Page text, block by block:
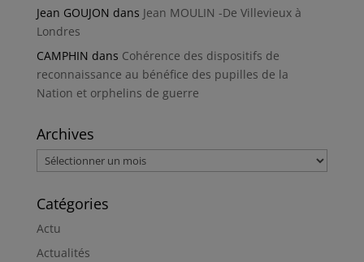
Jean GOUJON dans Jean MOULIN -De Villevieux à
Londres
CAMPHIN dans Cohérence des dispositifs de
reconnaissance au bénéfice des pupilles de la
Nation et orphelins de guerre
Archives
Archives
Catégories
Actu
Actualités